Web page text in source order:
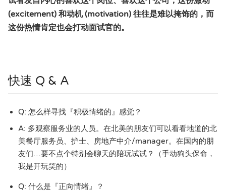
(excitement) 和动机 (motivation) 往往是难以掩饰的，而
这份热情肯定也会打动面试官的。
快速 Q & A
Q: 怎么样寻找『积极情绪的』感觉？
A: 多观察服务业的人员。在北美的朋友们可以看看地道的北
美餐厅服务员、护士、房地产中介/manager。在国内的朋
友们…要不点个特别会聊天的陪玩试试？（手动狗头保命，
我是开玩笑的）
Q: 什么是『正向情绪』？